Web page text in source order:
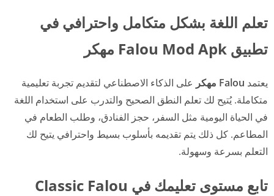
تعلم اللغة بشكل متكامل واحترافي في
تطبيق Falou Mod Apk مهكر
يعتمد Falou مهكر
على الذكاء الاصطناعي لتقديم تجربة تعليمية
متكاملة. يُتيح لك تعلم النطق الصحيح والتدرب على استخدام اللغة
في الحياة اليومية مثل السفر، حجز الفنادق، وطلب الطعام في
المطاعم. كل ذلك يتم تقديمه بأسلوب بسيط واحترافي يتيح لك
التعلم بسرعة وسهولة.
تابع مستوى تعليمك في Classic Falou